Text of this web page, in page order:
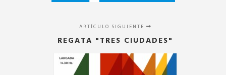
ARTÍCULO SIGUIENTE
REGATA "TRES CIUDADES"